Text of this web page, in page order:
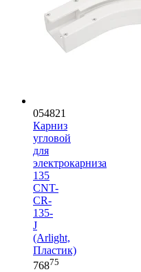
054821
Карниз
угловой
для
электрокарниза
135
CNT-
CR-
135-
J
(Arlight,
Пластик)
76875